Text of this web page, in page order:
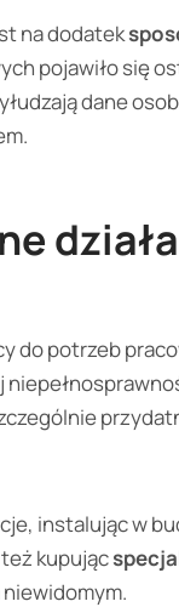
na dodatek
pojawiło się
dane
do potrzeb
instalując w
kupując